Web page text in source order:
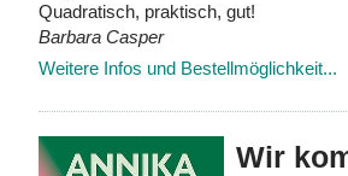
Quadratisch, praktisch, gut!
Barbara Casper
Weitere Infos und Bestellmöglichkeit...
Wir